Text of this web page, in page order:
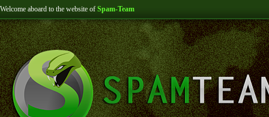
Welcome aboard to the website of Spam-Team